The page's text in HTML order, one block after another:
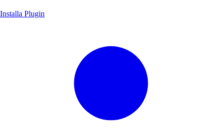
Installa Plugin